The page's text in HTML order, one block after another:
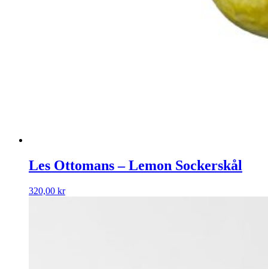
Les Ottomans – Lemon Sockerskål
320,00 kr